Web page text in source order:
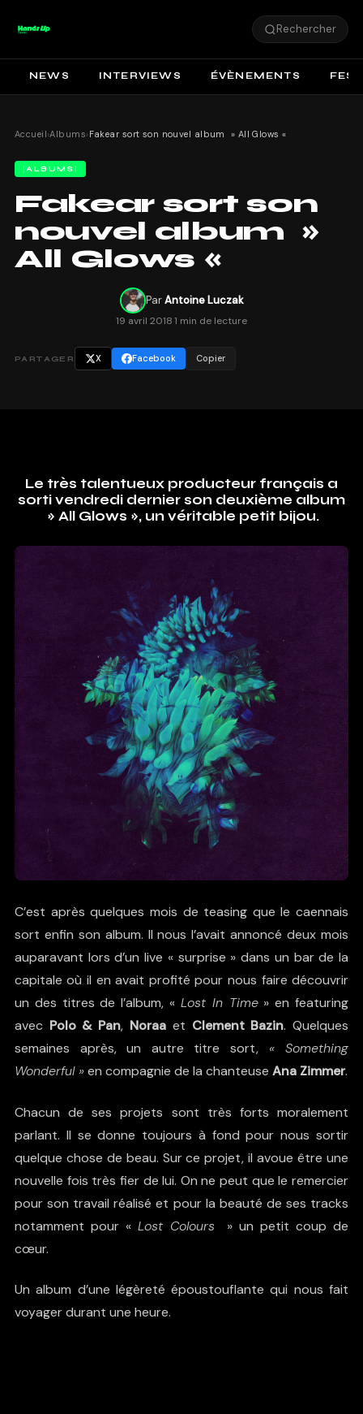
Rechercher
NEWS INTERVIEWS ÉVÈNEMENTS
Accueil›Albums› Fakear sort son nouvel album » All Glows «
ALBUMS
Fakear sort son
nouvel album »
All Glows «
ParAntoine Luczak
19 avril 20181 min de lecture
PARTAGER X Facebook Copier
Le très talentueux producteur français a
sorti vendredi dernier son deuxième album
» All Glows », un véritable petit bijou.
C’est après quelques mois de teasing que le caennais
sort enfin son album. Il nous l’avait annoncé deux mois
auparavant lors d’un live « surprise » dans un bar de la
capitale où il en avait profité pour nous faire découvrir
un des titres de l’album, « Lost In Time» en featuring
avec Polo & Pan, Noraa et Clement Bazin. Quelques
semaines après, un autre titre sort, « Something
Wonderful »en compagnie de la chanteuse Ana Zimmer.
Chacun de ses projets sont très forts moralement
parlant. Il se donne toujours à fond pour nous sortir
quelque chose de beau. Sur ce projet, il avoue être une
nouvelle fois très fier de lui. On ne peut que le remercier
pour son travail réalisé et pour la beauté de ses tracks
notamment pour « Lost Colours » un petit coup de
cœur.
Un album d’une légèreté époustouflante qui nous fait
voyager durant une heure.